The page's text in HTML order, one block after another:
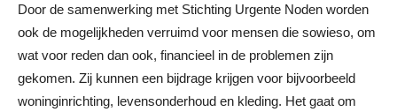
Door de samenwerking met Stichting Urgente Noden worden
ook de mogelijkheden verruimd voor mensen die sowieso, om
wat voor reden dan ook, financieel in de problemen zijn
gekomen. Zij kunnen een bijdrage krijgen voor bijvoorbeeld
woninginrichting, levensonderhoud en kleding. Het gaat om